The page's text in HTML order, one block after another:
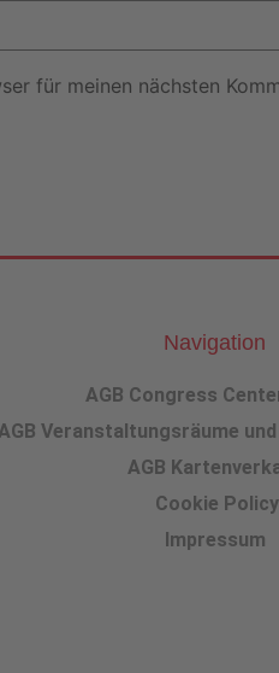
für meinen nächsten
Navigation
AGB Congress
AGB Veranstaltungsräume
AGB
Cookie Policy
Impressum